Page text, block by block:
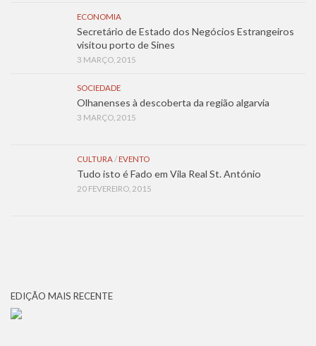
ECONOMIA
Secretário de Estado dos Negócios Estrangeiros
visitou porto de Sines
3 MARÇO, 2015
SOCIEDADE
Olhanenses à descoberta da região algarvia
3 MARÇO, 2015
CULTURA/ EVENTO
Tudo isto é Fado em Vila Real St. António
20 FEVEREIRO, 2015
EDIÇÃO MAIS RECENTE